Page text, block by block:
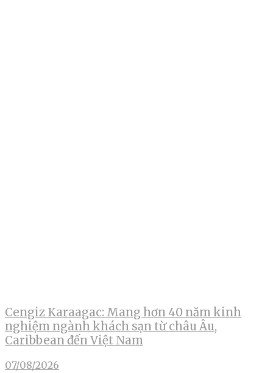
Cengiz Karaagac: Mang hơn 40 năm kinh
nghiệm ngành khách sạn từ châu Âu,
Caribbean đến Việt Nam
07/08/2026